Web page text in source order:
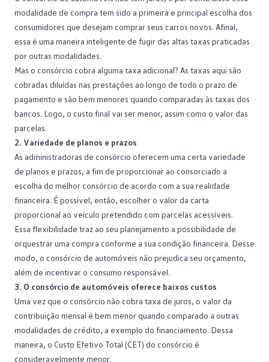
modalidade de compra tem sido a primeira e principal escolha dos
consumidores que desejam comprar seus carros novos. Afinal,
essa é uma maneira inteligente de fugir das altas taxas praticadas
por outras modalidades.
Mas o consórcio cobra alguma taxa adicional? As taxas aqui são
cobradas diluídas nas prestações ao longo de todo o prazo de
pagamento e são bem menores quando comparadas às taxas dos
bancos. Logo, o custo final vai ser menor, assim como o valor das
parcelas.
2. Variedade de planos e prazos
As administradoras de consórcio oferecem uma certa variedade
de planos e prazos, a fim de proporcionar ao consorciado a
escolha do melhor consórcio de acordo com a sua realidade
financeira. É possível, então, escolher o valor da carta
proporcional ao veículo pretendido com parcelas acessíveis.
Essa flexibilidade traz ao seu planejamento a possibilidade de
orquestrar uma compra conforme a sua condição financeira. Desse
modo, o consórcio de automóveis não prejudica seu orçamento,
além de incentivar o consumo responsável.
3. O consórcio de automóveis oferece baixos custos
Uma vez que o consórcio não cobra taxa de juros, o valor da
contribuição mensal é bem menor quando comparado a outras
modalidades de crédito, a exemplo do financiamento. Dessa
maneira, o Custo Efetivo Total (CET) do consórcio é
consideravelmente menor.